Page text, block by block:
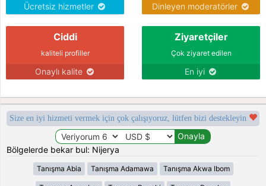
Ücretsiz hizmetler Dinleyen moderatörler
Ciddi
kaliteli profiller
Onaylı kalite
Ziyaretçiler
Çok ziyaret edilen
En iyi
Size en iyi hizmeti vermek için çok çalışıyoruz, lütfen bizi destekleyin
Bölgelerde bekar bul: Nijerya
Tanışma Abia Tanışma Adamawa Tanışma Akwa Ibom